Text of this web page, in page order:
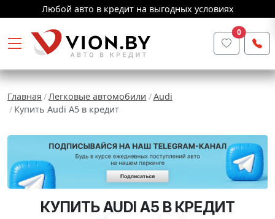
Любой авто в кредит на выгодных условиях
0
Главная Легковые автомобили
Audi
Купить Audi A5 в кредит
КУПИТЬ AUDI A5 В КРЕДИТ